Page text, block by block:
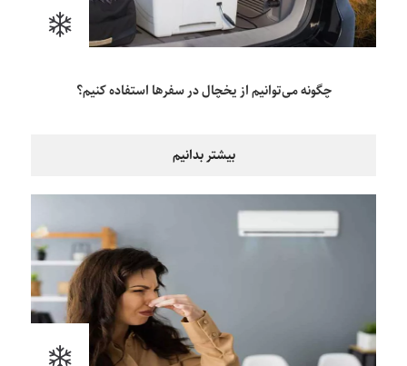
چگونه می‌توانیم از یخچال در سفرها استفاده کنیم؟
بیشتر بدانیم